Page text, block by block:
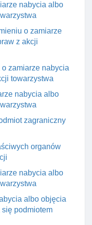
nabycia albo
o zamiarze
z akcji
zamiarze nabycia
towarzystwa
nabycia albo
zagraniczny
organów
nabycia albo
albo objęcia
podmiotem